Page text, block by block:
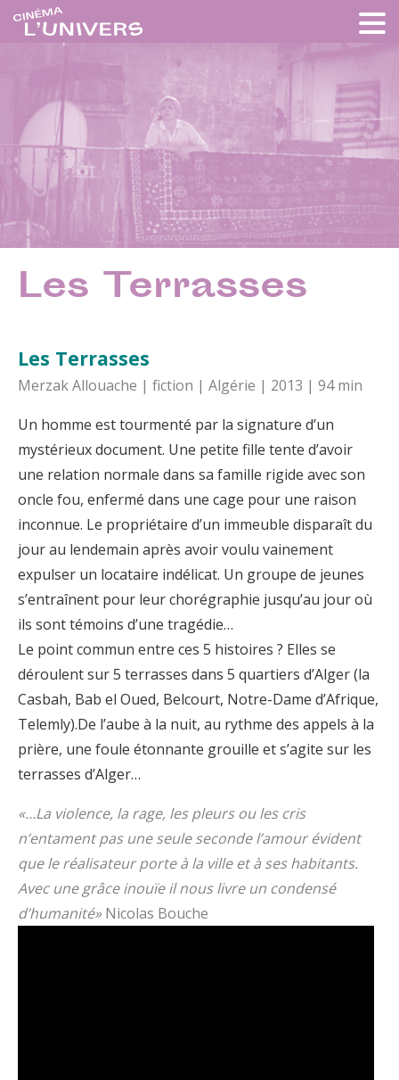
Les Terrasses
Les Terrasses
Merzak Allouache | fiction | Algérie | 2013 | 94 min
Un homme est tourmenté par la signature d’un
mystérieux document. Une petite fille tente d’avoir
une relation normale dans sa famille rigide avec son
oncle fou, enfermé dans une cage pour une raison
inconnue. Le propriétaire d’un immeuble disparaît du
jour au lendemain après avoir voulu vainement
expulser un locataire indélicat. Un groupe de jeunes
s’entraînent pour leur chorégraphie jusqu’au jour où
ils sont témoins d’une tragédie…
Le point commun entre ces 5 histoires ? Elles se
déroulent sur 5 terrasses dans 5 quartiers d’Alger (la
Casbah, Bab el Oued, Belcourt, Notre-Dame d’Afrique,
Telemly).De l’aube à la nuit, au rythme des appels à la
prière, une foule étonnante grouille et s’agite sur les
terrasses d’Alger…
«…La violence, la rage, les pleurs ou les cris
n’entament pas une seule seconde l’amour évident
que le réalisateur porte à la ville et à ses habitants.
Avec une grâce inouïe il nous livre un condensé
d’humanité»Nicolas Bouche